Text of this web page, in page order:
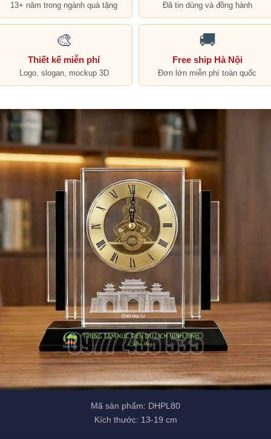
13+ năm trong ngành quà tặng Đã tin dùng và đồng hành
🎨
Thiết kế miễn phí
Logo, slogan, mockup 3D
🚚
Free ship Hà Nội
Đơn lớn miễn phí toàn quốc
Mã sản phẩm: DHPL80
Kích thước: 13-19 cm